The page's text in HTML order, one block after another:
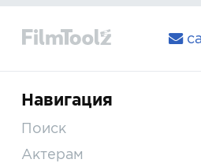
Навигация
Поиск
Актерам